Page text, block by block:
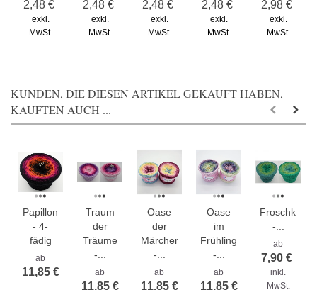
2,48 €
exkl.
MwSt.
2,48 €
exkl.
MwSt.
2,48 €
exkl.
MwSt.
2,48 €
exkl.
MwSt.
2,98 €
exkl.
MwSt.
KUNDEN, DIE DIESEN ARTIKEL GEKAUFT HABEN,
KAUFTEN AUCH ...
Papillon
- 4-
fädig
ab
11,85 €
Traum
der
Träume
-...
ab
11,85 €
Oase
der
Märchenfeen
-...
ab
11,85 €
Oase
im
Frühlingswind
-...
ab
11,85 €
Froschkönig
-...
ab
7,90 €
inkl.
MwSt.